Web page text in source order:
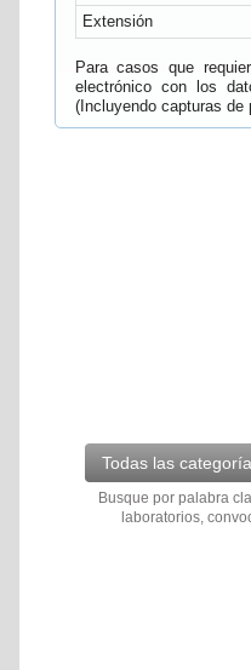
Extensión
Para casos que
electrónico con los
(Incluyendo capturas de
Todas las
Busque por palabra
laboratorios,